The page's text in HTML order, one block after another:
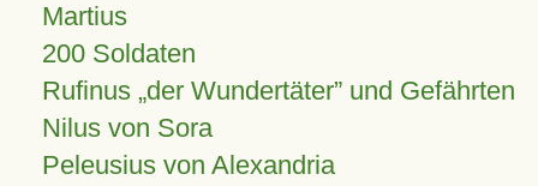
Martius
200 Soldaten
Rufinus „der Wundertäter” und Gefährten
Nilus von Sora
Peleusius von Alexandria